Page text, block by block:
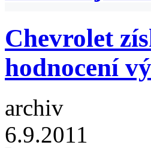
Chevrolet
hodnocení
archiv
6.9.2011